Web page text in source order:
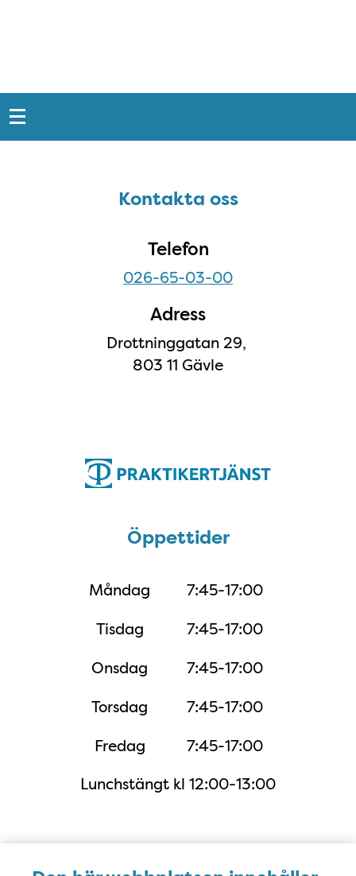
Snabblänkar
Kontakta ossKontakta oss
Telefon
026-65-03-00
Adress
Drottninggatan 29,
803 11 Gävle
Öppettider
Måndag
7:45-17:00
Tisdag
7:45-17:00
Onsdag
7:45-17:00
Torsdag
7:45-17:00
Fredag
7:45-17:00
Lunchstängt kl 12:00-13:00
Karta